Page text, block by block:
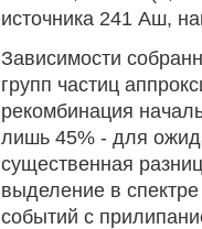
источника 241 Аш,
Зависимости
групп частиц
рекомбинация
лишь 45% - для
существенная
выделение в
событий с